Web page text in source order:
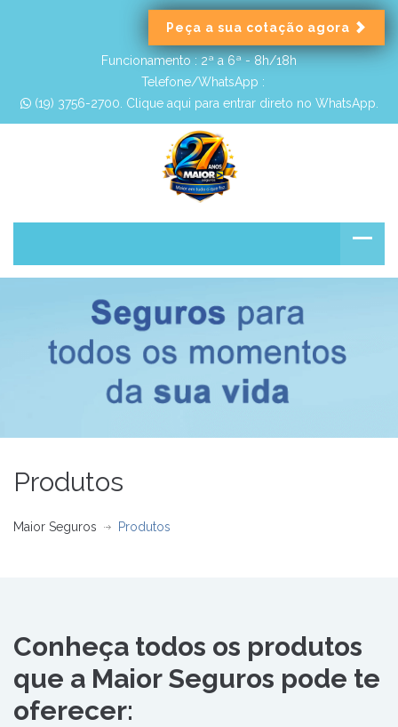
Peça a sua cotação agora
Funcionamento :2ª a 6ª - 8h/18h
Telefone/WhatsApp :
(19) 3756-2700. Clique aqui para entrar direto no WhatsApp.
Produtos
Maior Seguros Produtos
Conheça todos os produtos
que a Maior Seguros pode te
oferecer: